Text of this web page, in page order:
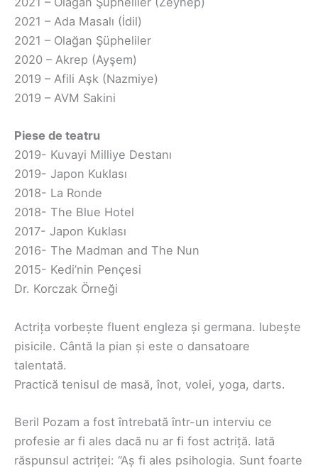
2021 – Ada Masalı (İdil)
2021 – Olağan Şüpheliler
2020 – Akrep (Ayşem)
2019 – Afili Aşk (Nazmiye)
2019 – AVM Sakini
Piese de teatru
2019- Kuvayi Milliye Destanı
2019- Japon Kuklası
2018- La Ronde
2018- The Blue Hotel
2017- Japon Kuklası
2016- The Madman and The Nun
2015- Kedi’nin Pençesi
Dr. Korczak Örneği
Actrița vorbește fluent engleza și germana. Iubește
pisicile. Cântă la pian și este o dansatoare
talentată.
Practică tenisul de masă, înot, volei, yoga, darts.
Beril Pozam a fost întrebată într-un interviu ce
profesie ar fi ales dacă nu ar fi fost actriță. Iată
răspunsul actriței: “Aș fi ales psihologia. Sunt foarte